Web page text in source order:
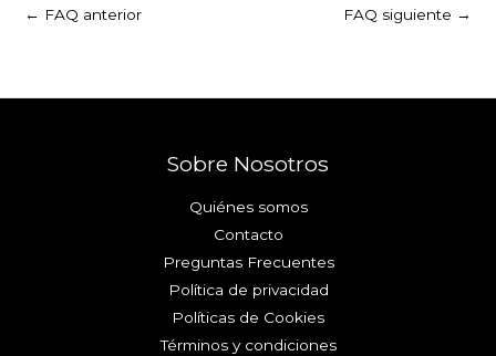
← FAQ anterior FAQ siguiente →
Sobre Nosotros
Quiénes somos
Contacto
Preguntas Frecuentes
Política de privacidad
Políticas de Cookies
Términos y condiciones